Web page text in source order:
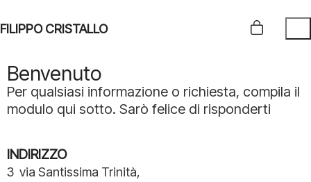
FILIPPO CRISTALLO
Benvenuto
Per qualsiasi informazione o richiesta, compila il
modulo qui sotto. Sarò felice di risponderti
INDIRIZZO
3 via Santissima Trinità,